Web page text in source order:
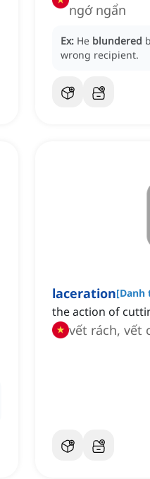
ngớ ngẩn
Ex: He blundered
wrong recipient.
laceration[Danh
the action of
vết rách,